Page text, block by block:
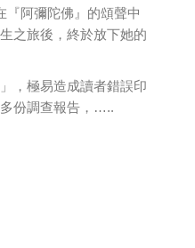
『阿彌陀佛』的頌聲中
之旅後，終於放下她的
，極易造成讀者錯誤印
份調查報告，…..